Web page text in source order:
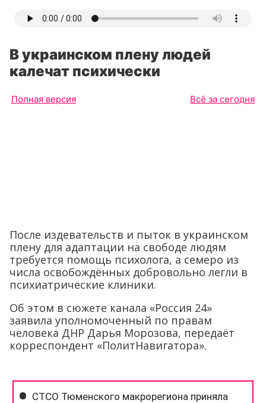
В украинском плену людей
калечат психически
Полная версия Всё за сегодня
После издевательств и пыток в украинском
плену для адаптации на свободе людям
требуется помощь психолога, а семеро из
числа освобождённых добровольно легли в
психиатрические клиники.
Об этом в сюжете канала «Россия 24»
заявила уполномоченный по правам
человека ДНР Дарья Морозова, передаёт
корреспондент «ПолитНавигатора».